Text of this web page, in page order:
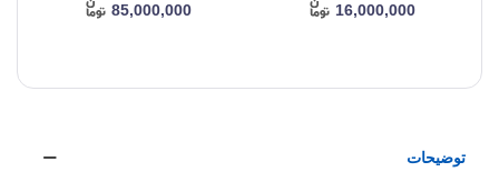
16,000,000
85,000,000
توضیحات